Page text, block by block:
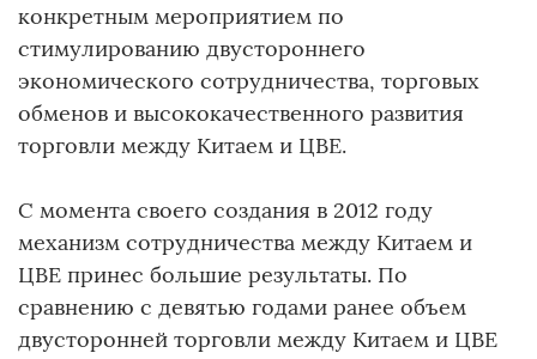
конкретным мероприятием по
стимулированию двустороннего
экономического сотрудничества, торговых
обменов и высококачественного развития
торговли между Китаем и ЦВЕ.
С момента своего создания в 2012 году
механизм сотрудничества между Китаем и
ЦВЕ принес большие результаты. По
сравнению с девятью годами ранее объем
двусторонней торговли между Китаем и ЦВЕ